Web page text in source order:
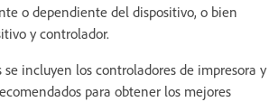
o dependiente del dispositivo, o bien
y controlador.
se incluyen los controladores de impresora y
para obtener los mejores